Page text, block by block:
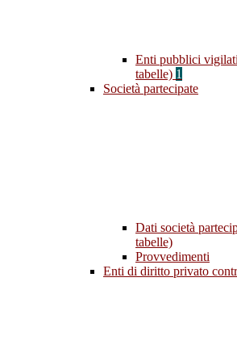
Enti pubblici
tabelle) 1
Società partecipate
Dati società
tabelle)
Provvedimenti
Enti di diritto privato